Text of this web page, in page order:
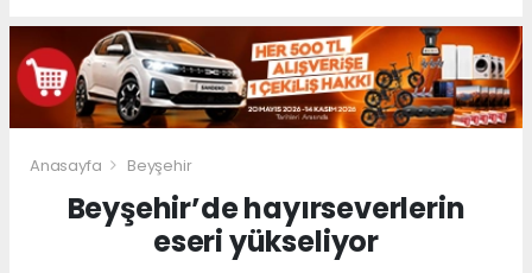
Anasayfa Beyşehir
Beyşehir’de hayırseverlerin
eseri yükseliyor